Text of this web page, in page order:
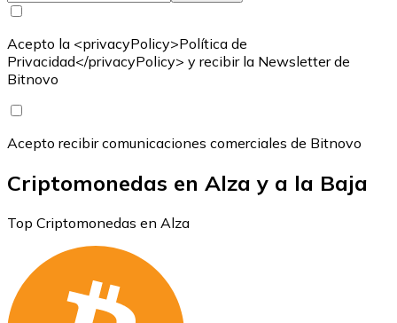
Acepto la <privacyPolicy>Política de
Privacidad</privacyPolicy> y recibir la Newsletter de
Bitnovo
Acepto recibir comunicaciones comerciales de Bitnovo
Criptomonedas en Alza y a la Baja
Top Criptomonedas en Alza